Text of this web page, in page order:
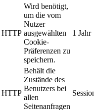
HTTP
Wird benötigt,
um die vom
Nutzer
ausgewählten
Cookie-
Präferenzen zu
speichern.
1 Jahr
HTTP
Behält die
Zustände des
Benutzers bei
allen
Seitenanfragen